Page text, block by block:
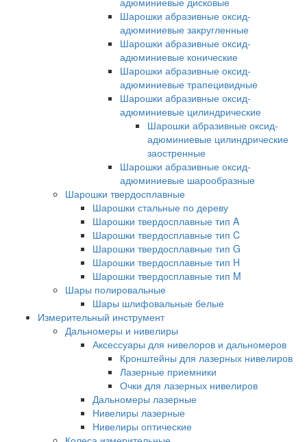
Шарошки абразивные оксид-
адюминиевые закругленные
Шарошки абразивные оксид-
адюминиевые конические
Шарошки абразивные оксид-
адюминиевые трапецивидные
Шарошки абразивные оксид-
адюминиевые цилиндрические
Шарошки абразивные оксид-
адюминиевые цилиндрические
заостренные
Шарошки абразивные оксид-
адюминиевые шарообразные
Шарошки твердосплавные
Шарошки стальные по дереву
Шарошки твердосплавные тип A
Шарошки твердосплавные тип C
Шарошки твердосплавные тип G
Шарошки твердосплавные тип H
Шарошки твердосплавные тип M
Шары полировальные
Шары шлифовальные белые
Измерительный инструмент
Дальномеры и нивелиры
Аксессуары для нивелоров и дальномеров
Кронштейны для лазерных нивелиров
Лазерные приемники
Очки для лазерных нивелиров
Дальномеры лазерные
Нивелиры лазерные
Нивелиры оптические